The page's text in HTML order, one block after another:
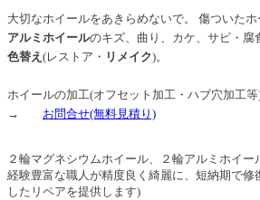
大切なホイールをあきらめないで。 傷ついたホ
アルミホイールのキズ、曲り、カケ、サビ・腐
色替え (レストア・ リメイク)。
ホイールの加工(オフセット加工・ハブ穴加
→ お問合せ(無料見積り)
２輪マグネシウムホイール、２輪アルミホイー
経験豊富な職人が精度良く綺麗に、短納期で修
したリペアを提供します)